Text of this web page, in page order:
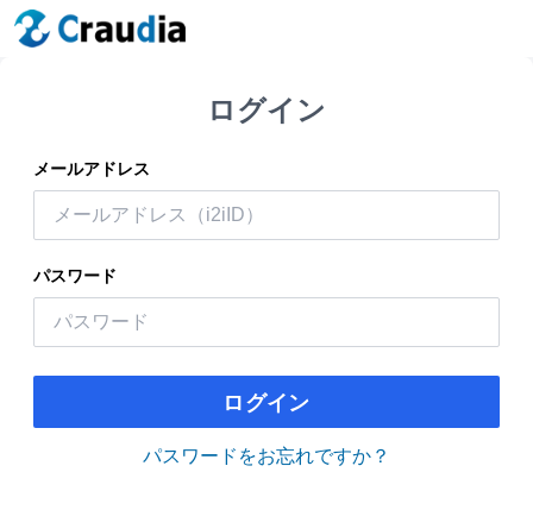
ログイン
メールアドレス
パスワード
ログイン
パスワードをお忘れですか？